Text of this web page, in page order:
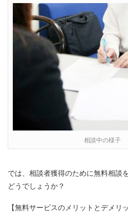
相談中の様子
では、相談者獲得のために無料相談
どうでしょうか？
【無料サービスのメリットとデメリッ